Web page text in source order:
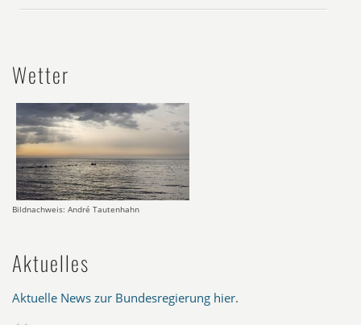
Wetter
Bildnachweis: André Tautenhahn
Aktuelles
Aktuelle News zur Bundesregierung hier.